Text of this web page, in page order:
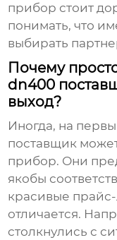
прибор стоит
понимать, что
выбирать
Почему
dn400
выход?
Иногда, на
поставщик
прибор. Они
якобы
красивые
отличается.
столкнулись с